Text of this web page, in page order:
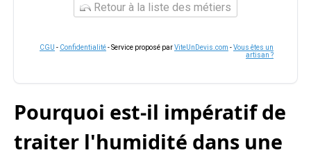
Retour à la liste des métiers
CGU - Confidentialité- Service proposé parViteUnDevis.com -Vous êtes un
artisan ?
Pourquoi est-il impératif de
traiter l'humidité dans une